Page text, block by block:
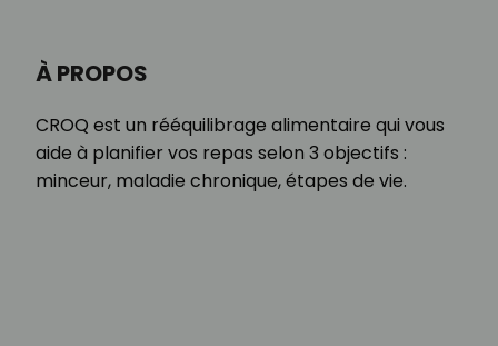
À PROPOS
CROQ est un rééquilibrage alimentaire qui vous
aide à planifier vos repas selon 3 objectifs :
minceur, maladie chronique, étapes de vie.